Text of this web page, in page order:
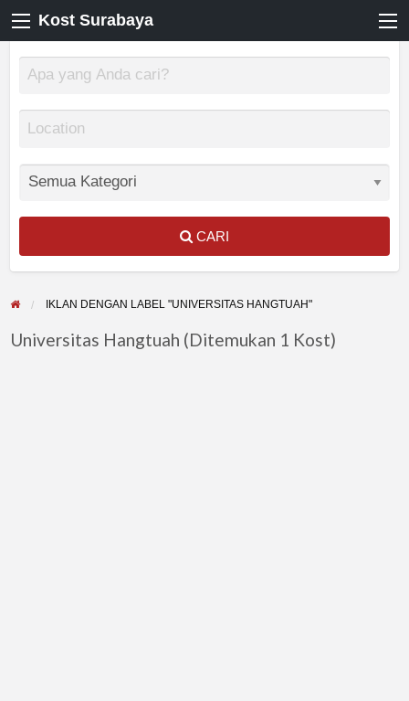
Kost Surabaya
CARI
IKLAN DENGAN LABEL "UNIVERSITAS HANGTUAH"
Universitas Hangtuah (Ditemukan 1 Kost)